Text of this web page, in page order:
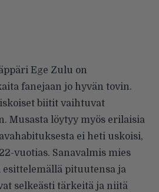
Ege Zulu on
fanejaan jo hyvän tovin.
biitit vaihtuvat
Musasta löytyy myös erilaisia
ei heti uskoisi,
vuotias. Sanavalmis mies
esittelemällä pituutensa ja
selkeästi tärkeitä ja niitä